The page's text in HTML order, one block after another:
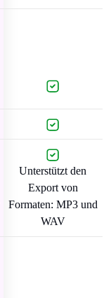
Unterstützt den
Export von
Formaten: MP3 und
WAV